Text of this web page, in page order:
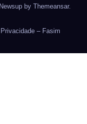
by Themeansar.
– Fasim